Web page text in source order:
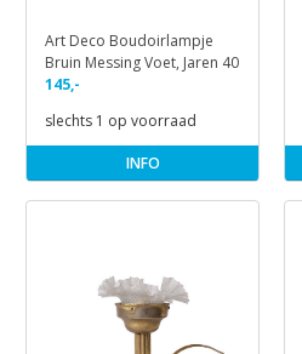
Art Deco Boudoirlampje
Bruin Messing Voet, Jaren 40
145,-
slechts 1 op voorraad
INFO